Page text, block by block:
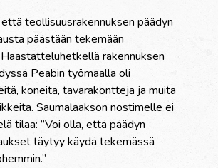
teollisuusrakennuksen päädyn
päästään tekemään
rakennuksen
Peabin työmaalla oli
koneita, tavarakontteja ja muita
Saumalaakson nostimelle ei
tilaa: ”Voi olla, että päädyn
täytyy käydä tekemässä